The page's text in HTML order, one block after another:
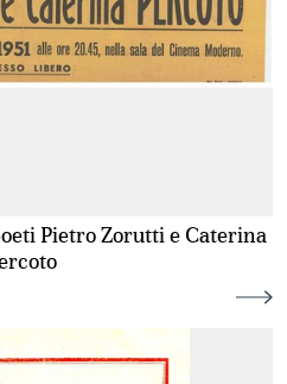
Pietro Zorutti e Caterina